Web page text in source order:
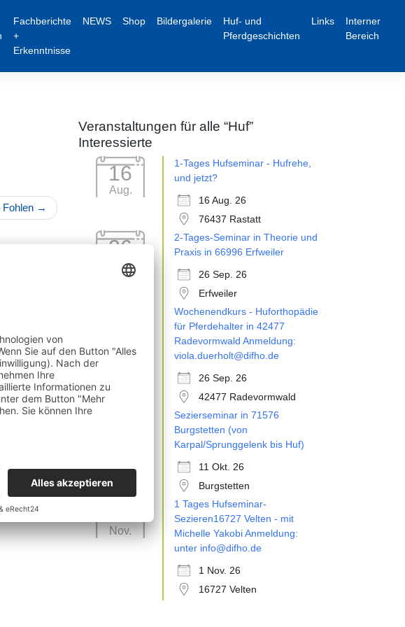
Fachberichte
+
Erkenntnisse
NEWS Shop Bildergalerie
Huf- und
Pferdgeschichten
Links
Interner
Bereich
Fohlen
Veranstaltungen für alle “Huf”
Interessierte
16
Aug.
1-Tages Hufseminar - Hufrehe,
und jetzt?
16 Aug. 26
76437 Rastatt
26
Sep.
2-Tages-Seminar in Theorie und
Praxis in 66996 Erfweiler
26 Sep. 26
Erfweiler
Wochenendkurs - Huforthopädie
für Pferdehalter in 42477
Radevormwald Anmeldung:
viola.duerholt@difho.de
26 Sep. 26
42477 Radevormwald
Sezierseminar in 71576
Burgstetten (von
Karpal/Sprunggelenk bis Huf)
11 Okt. 26
Burgstetten
Nov.
1 Tages Hufseminar-
Sezieren16727 Velten - mit
Michelle Yakobi Anmeldung:
unter info@difho.de
1 Nov. 26
16727 Velten